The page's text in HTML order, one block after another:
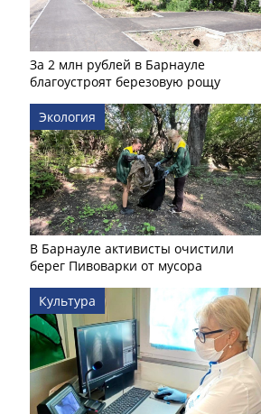
За 2 млн рублей в Барнауле
благоустроят березовую рощу
Экология
В Барнауле активисты очистили
берег Пивоварки от мусора
Культура